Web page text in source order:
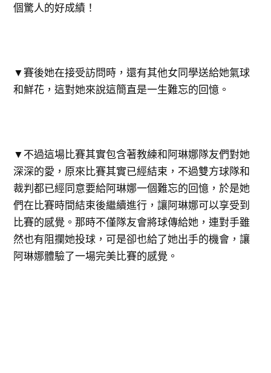
個驚人的好成績！
▼賽後她在接受訪問時，還有其他女同學送給她氣球
和鮮花，這對她來說這簡直是一生難忘的回憶。
▼不過這場比賽其實包含著教練和阿琳娜隊友們對她
深深的愛，原來比賽其實已經結束，不過雙方球隊和
裁判都已經同意要給阿琳娜一個難忘的回憶，於是她
們在比賽時間結束後繼續進行，讓阿琳娜可以享受到
比賽的感覺。那時不僅隊友會將球傳給她，連對手雖
然也有阻攔她投球，可是卻也給了她出手的機會，讓
阿琳娜體驗了一場完美比賽的感覺。